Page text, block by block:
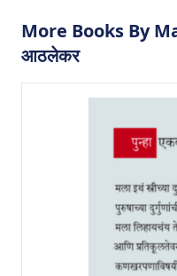
More Books By
आठलेकर